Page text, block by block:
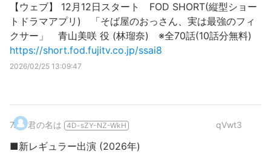
【ウェブ】 12月12日スタート FOD SHORT(縦型ショー
トドラマアプリ) 「そば屋のおっさん、実は最強のフィ
クサー」 青山美咲 役 (林瑠奈) ※全70話(10話分無料)
https://short.fod.fujitv.co.jp/ssai8
2026/02/25 13:09:47
7. 君の名は 4D-sZY-NZ-WkH qVwt3
■新レギュラー出演 (2026年)